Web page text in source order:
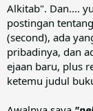
Alkitab". Dan....
postingan
(second), ada
pribadinya, dan
ejaan baru, plus
ketemu judul